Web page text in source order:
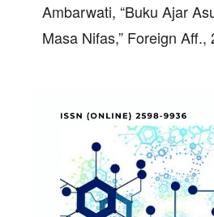
Ambarwati, “Buku Ajar
Masa Nifas,” Foreign Aff.,